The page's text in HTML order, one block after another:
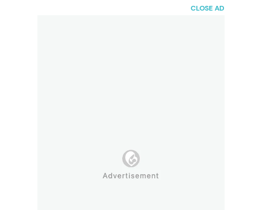
CLOSE AD